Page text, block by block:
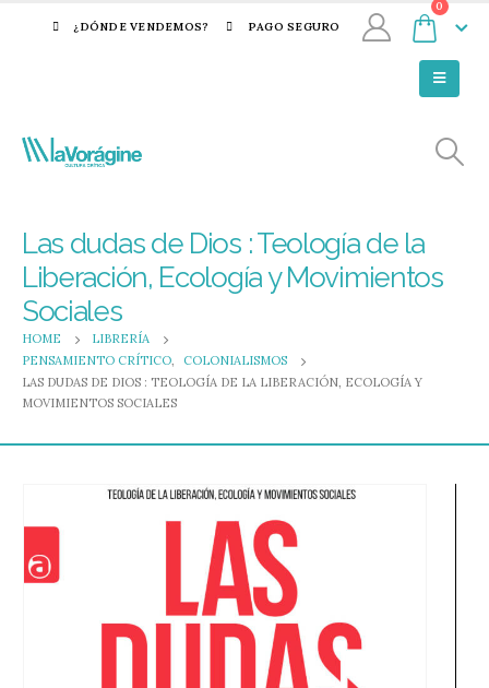
¿DÓNDE VENDEMOS? PAGO SEGURO
0
Las dudas de Dios : Teología de la
Liberación, Ecología y Movimientos
Sociales
HOME
LIBRERÍA
PENSAMIENTO CRÍTICO,
COLONIALISMOS
LAS DUDAS DE DIOS : TEOLOGÍA DE LA LIBERACIÓN, ECOLOGÍA Y
MOVIMIENTOS SOCIALES